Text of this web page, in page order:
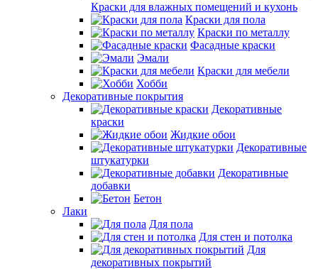
Краски для влажных помещений и кухонь
Краски для пола
Краски по металлу
Фасадные краски
Эмали
Краски для мебели
Хобби
Декоративные покрытия
Декоративные
краски
Жидкие обои
Декоративные
штукатурки
Декоративные
добавки
Бетон
Лаки
Для пола
Для стен и потолка
Для
декоративных покрытий